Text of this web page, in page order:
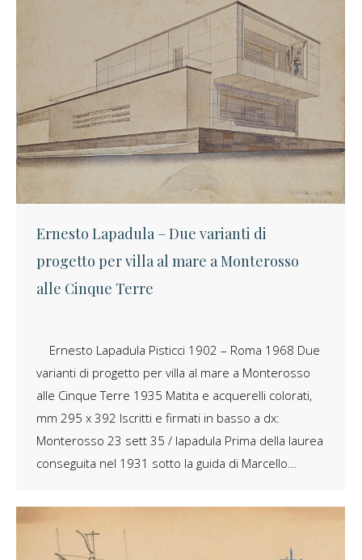
Ernesto Lapadula – Due varianti di
progetto per villa al mare a Monterosso
alle Cinque Terre
Ernesto Lapadula Pisticci 1902 – Roma 1968 Due
varianti di progetto per villa al mare a Monterosso
alle Cinque Terre 1935 Matita e acquerelli colorati,
mm 295 x 392 Iscritti e firmati in basso a dx:
Monterosso 23 sett 35 / lapadula Prima della laurea
conseguita nel 1931 sotto la guida di Marcello…